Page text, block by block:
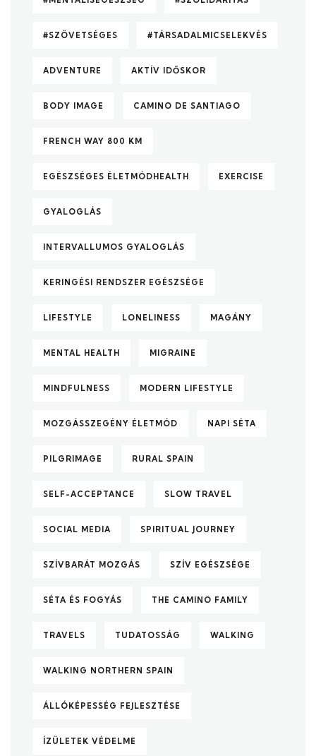
#SZÖVETSÉGES #TÁRSADALMICSELEKVÉS
ADVENTURE AKTÍV IDŐSKOR
BODY IMAGE CAMINO DE SANTIAGO
FRENCH WAY 800 KM
EGÉSZSÉGES ÉLETMÓDHEALTH EXERCISE
GYALOGLÁS
INTERVALLUMOS GYALOGLÁS
KERINGÉSI RENDSZER EGÉSZSÉGE
LIFESTYLE LONELINESS MAGÁNY
MENTAL HEALTH MIGRAINE
MINDFULNESS MODERN LIFESTYLE
MOZGÁSSZEGÉNY ÉLETMÓD NAPI SÉTA
PILGRIMAGE RURAL SPAIN
SELF-ACCEPTANCE SLOW TRAVEL
SOCIAL MEDIA SPIRITUAL JOURNEY
SZÍVBARÁT MOZGÁS SZÍV EGÉSZSÉGE
SÉTA ÉS FOGYÁS THE CAMINO FAMILY
TRAVELS TUDATOSSÁG WALKING
WALKING NORTHERN SPAIN
ÁLLÓKÉPESSÉG FEJLESZTÉSE
ÍZÜLETEK VÉDELME